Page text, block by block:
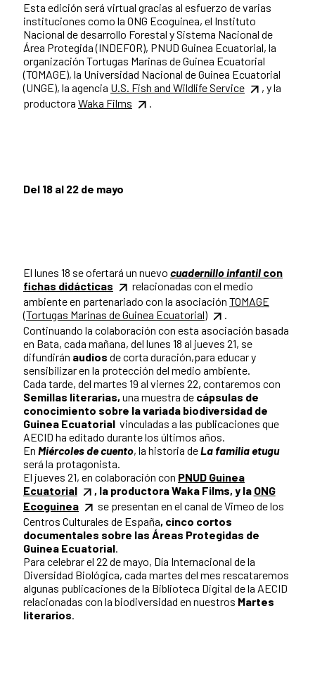
Esta edición será virtual gracias al esfuerzo de varias
instituciones como la ONG Ecoguinea, el Instituto
Nacional de desarrollo Forestal y Sistema Nacional de
Área Protegida (INDEFOR), PNUD Guinea Ecuatorial, la
organización Tortugas Marinas de Guinea Ecuatorial
(TOMAGE), la Universidad Nacional de Guinea Ecuatorial
(UNGE), la agencia U.S. Fish and Wildlife Service
, y la
productora Waka Films .
Del 18 al 22 de mayo
El lunes 18 se ofertará un nuevo cuadernillo infantil con
fichas didácticas
relacionadas con el medio
ambiente en partenariado con la asociación TOMAGE
(Tortugas Marinas de Guinea Ecuatorial)
.
Continuando la colaboración con esta asociación basada
en Bata, cada mañana, del lunes 18 al jueves 21, se
difundirán audios de corta duración,para educar y
sensibilizar en la protección del medio ambiente.
Cada tarde, del martes 19 al viernes 22, contaremos con
Semillas literarias, una muestra de cápsulas de
conocimiento sobre la variada biodiversidad de
Guinea Ecuatorial vinculadas a las publicaciones que
AECID ha editado durante los últimos años.
En Miércoles de cuento, la historia deLa familia etugu
será la protagonista.
El jueves 21, en colaboración con PNUD Guinea
Ecuatorial
, la productora Waka Films, y la ONG
Ecoguinea
se presentan en el canal de Vimeo de los
Centros Culturales de España, cinco cortos
documentales sobre las Áreas Protegidas de
Guinea Ecuatorial
Para celebrar el 22 de mayo, Día Internacional de la
Diversidad Biológica, cada martes del mes rescataremos
algunas publicaciones de la Biblioteca Digital de la AECID
relacionadas con la biodiversidad en nuestros Martes
literarios